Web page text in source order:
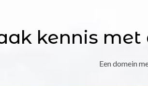
kennis met
Een domein